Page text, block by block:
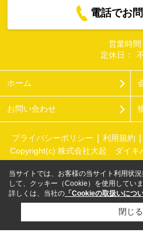
電話でお
営業時間
定休日：
ホーム
お問い合わせ
プライバシーポリシー 利用規約
Copyright(c) 株式会社大起 ダイキ
当サイトでは、お客様の当サイト利用状
して、クッキー（Cookie）を使用していま
詳しくは、当社の 「Cookieの取扱いについ
閉じる